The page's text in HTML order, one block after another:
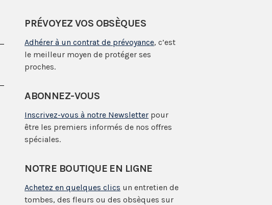
PRÉVOYEZ VOS OBSÈQUES
Adhérer à un contrat de prévoyance, c’est
le meilleur moyen de protéger ses
proches.
ABONNEZ-VOUS
Inscrivez-vous à notre Newsletter pour
être les premiers informés de nos offres
spéciales.
NOTRE BOUTIQUE EN LIGNE
Achetez en quelques clics un entretien de
tombes, des fleurs ou des obsèques sur